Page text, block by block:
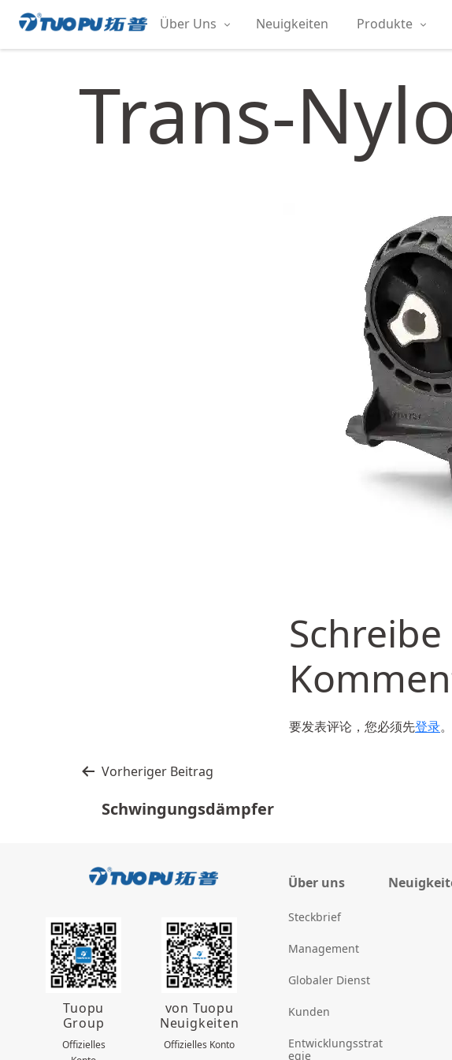
Zum
Inhalt
springen
拓
普
Über Uns Neuigkeiten Produkte
Trans-
要发表评论，您必须先登录。
文
章
航
Vorheriger Beitrag
Schwingungsdämpfer
Tuopu
Group
Offizielles
von Tuopu
Neuigkeiten
Offizielles Konto
Über uns
Steckbrief
Management
Globaler Dienst
Kunden
Entwicklungsstrat
egie